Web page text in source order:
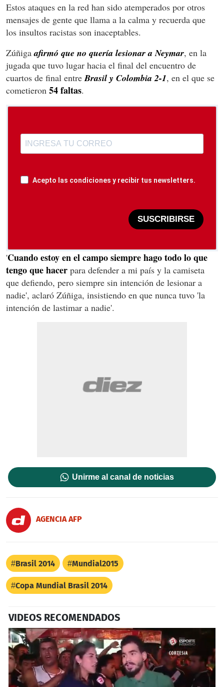
Estos ataques en la red han sido atemperados por otros
mensajes de gente que llama a la calma y recuerda que
los insultos racistas son inaceptables.
Zúñigaafirmó que no quería lesionar a Neymar, en la
jugada que tuvo lugar hacia el final del encuentro de
cuartos de final entre Brasil y Colombia 2-1, en el que se
cometieron 54 faltas.
Acepto las condiciones y recibir tus newsletters.
SUSCRIBIRSE
'Cuando estoy en el campo siempre hago todo lo que
tengo que hacer para defender a mi país y la camiseta
que defiendo, pero siempre sin intención de lesionar a
nadie', aclaró Zúñiga, insistiendo en que nunca tuvo 'la
intención de lastimar a nadie'.
Unirme al canal de noticias
AGENCIA AFP
Brasil 2014 Mundial2015
Copa Mundial Brasil 2014
VIDEOS RECOMENDADOS